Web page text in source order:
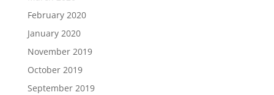
February 2020
January 2020
November 2019
October 2019
September 2019